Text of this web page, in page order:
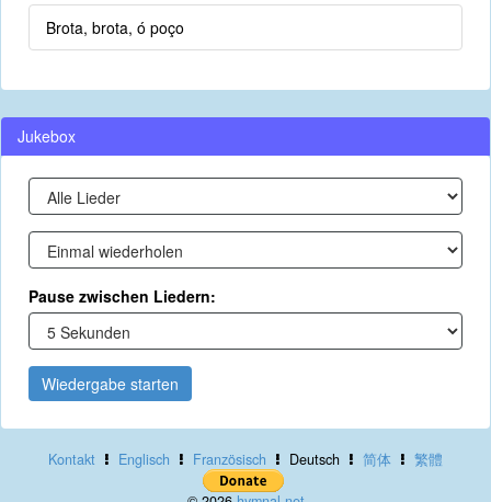
Brota, brota, ó poço
Jukebox
Pause zwischen Liedern:
Wiedergabe starten
Kontakt Englisch Französisch Deutsch 简体 繁體